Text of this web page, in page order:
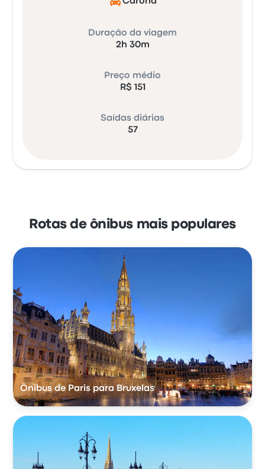
Duração da viagem
2h 30m
Preço médio
R$ 151
Saídas diárias
57
Rotas de ônibus mais populares
Ônibus de Paris para Bruxelas